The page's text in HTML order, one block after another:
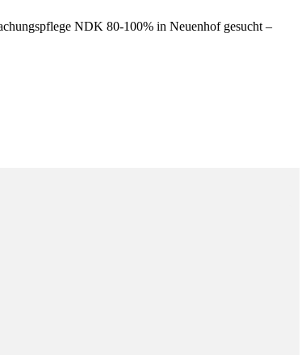
NDK 80-100% in Neuenhof gesucht –